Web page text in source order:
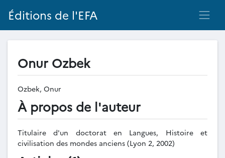
Éditions de l'EFA
Onur Ozbek
Ozbek, Onur
À propos de l'auteur
Titulaire d'un doctorat en Langues, Histoire et
civilisation des mondes anciens (Lyon 2, 2002)